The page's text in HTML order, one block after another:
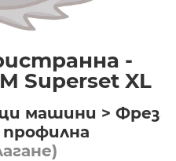
-
Superset XL
машини > Фреза